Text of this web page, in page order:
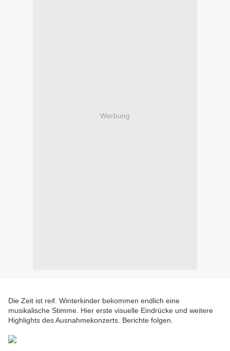
Werbung
Die Zeit ist reif. Winterkinder bekommen endlich eine
musikalische Stimme. Hier erste visuelle Eindrücke und weitere
Highlights des Ausnahmekonzerts. Berichte folgen.